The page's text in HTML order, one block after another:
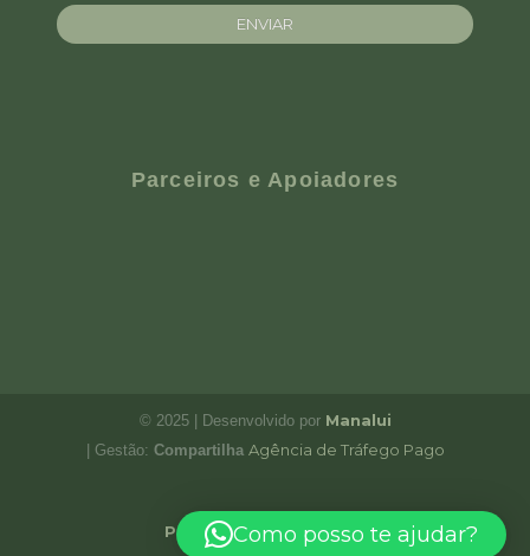
ENVIAR
Parceiros e Apoiadores
© 2025 | Desenvolvido por Manalui
| Gestão: Compartilha Agência de Tráfego Pago
Política de Privacidade
Como posso te ajudar?